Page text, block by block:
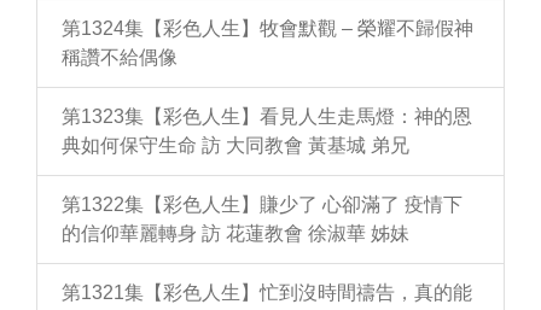
第1324集【彩色人生】牧會默觀 – 榮耀不歸假神
稱讚不給偶像
第1323集【彩色人生】看見人生走馬燈：神的恩
典如何保守生命 訪 大同教會 黃基城 弟兄
第1322集【彩色人生】賺少了 心卻滿了 疫情下
的信仰華麗轉身 訪 花蓮教會 徐淑華 姊妹
第1321集【彩色人生】忙到沒時間禱告，真的能